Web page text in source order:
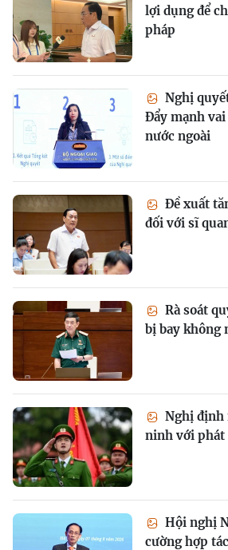
lợi dụng để
pháp
Nghị
Đẩy mạnh
nước ngoài
Đề xuất
đối với sĩ
Rà soát
bị bay không
Nghị định
ninh với
Hội nghị
cường hợp